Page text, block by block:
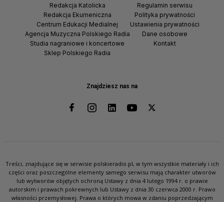
Znajdziesz nas na
Redakcja Katolicka
Redakcja Ekumeniczna
Centrum Edukacji Medialnej
Agencja Muzyczna Polskiego Radia
Studia nagraniowe i koncertowe
Sklep Polskiego Radia
Regulamin serwisu
Polityka prywatności
Ustawienia prywatności
Dane osobowe
Kontakt
Treści, znajdujące się w serwisie polskieradio.pl, w tym wszystkie materiały i ich
części oraz poszczególne elementy samego serwisu mają charakter utworów
lub wytworów objętych ochroną Ustawy z dnia 4 lutego 1994 r. o prawie
autorskim i prawach pokrewnych lub Ustawy z dnia 30 czerwca 2000 r. Prawo
własności przemysłowej. Prawa o których mowa w zdaniu poprzedzającym